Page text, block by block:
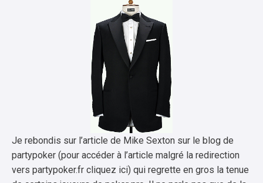
Je rebondis sur l’article de Mike Sexton sur le blog de
partypoker (pour accéder à l’article malgré la redirection
vers partypoker.fr cliquez ici) qui regrette en gros la tenue